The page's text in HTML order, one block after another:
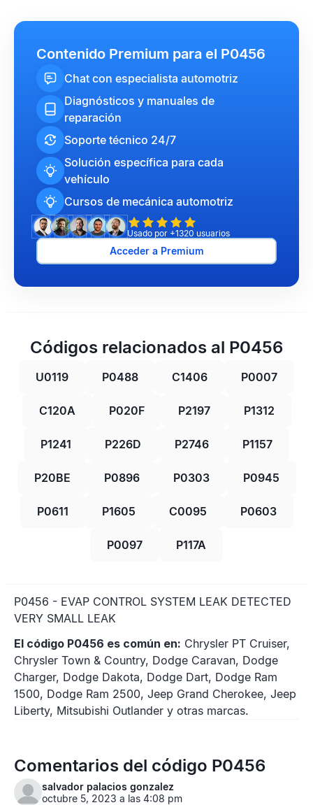
Contenido Premium para el P0456
Chat con especialista automotriz
Diagnósticos y manuales de
reparación
Soporte técnico 24/7
Solución específica para cada
vehículo
Cursos de mecánica automotriz
Usado por +1320 usuarios
Acceder a Premium
Códigos relacionados al P0456
U0119 P0488 C1406 P0007
C120A P020F P2197 P1312
P1241 P226D P2746 P1157
P20BE P0896 P0303 P0945
P0611 P1605 C0095 P0603
P0097 P117A
P0456 - EVAP CONTROL SYSTEM LEAK DETECTED
VERY SMALL LEAK
El código P0456 es común en: Chrysler PT Cruiser,
Chrysler Town & Country, Dodge Caravan, Dodge
Charger, Dodge Dakota, Dodge Dart, Dodge Ram
1500, Dodge Ram 2500, Jeep Grand Cherokee, Jeep
Liberty, Mitsubishi Outlander y otras marcas.
Comentarios del código P0456
salvador palacios gonzalez
octubre 5, 2023 a las 4:08 pm